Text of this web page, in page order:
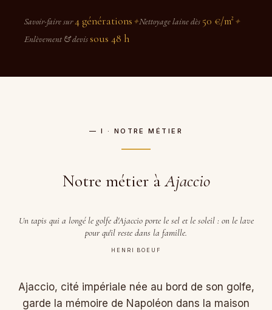
Savoir-faire sur4 générations ✦Nettoyage laine dès 50 €/m² ✦
Enlèvement & devissous 48 h
— I · NOTRE MÉTIER
Notre métier àAjaccio
Un tapis qui a longé le golfe d'Ajaccio porte le sel et le soleil : on le lave
pour qu'il reste dans la famille.
HENRI BOEUF
Ajaccio, cité impériale née au bord de son golfe,
garde la mémoire de Napoléon dans la maison